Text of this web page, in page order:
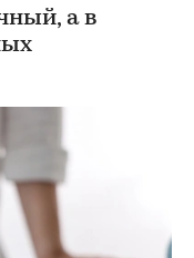
а в